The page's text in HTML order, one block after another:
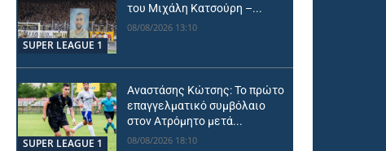
SUPER LEAGUE 1
του Μιχάλη Κατσούρη –...
08/08/2026 13:10
SUPER LEAGUE 1
Αναστάσης Κώτσης: Το πρώτο
επαγγελματικό συμβόλαιο
στον Ατρόμητο μετά...
08/08/2026 18:10